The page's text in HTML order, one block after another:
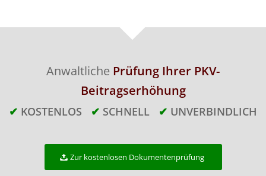
Anwaltliche Prüfung Ihrer PKV-
Beitragserhöhung
✔ KOSTENLOS ✔ SCHNELL ✔ UNVERBINDLICH
Zur kostenlosen Dokumentenprüfung